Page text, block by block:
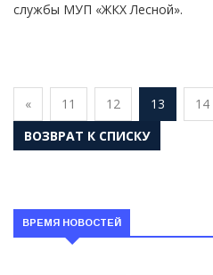
службы МУП «ЖКХ Лесной».
« 11 12 13 14
ВОЗВРАТ К СПИСКУ
ВРЕМЯ НОВОСТЕЙ